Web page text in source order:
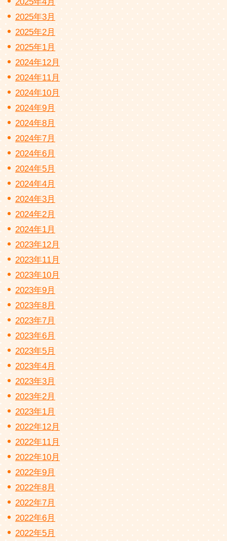
2025年3月
2025年2月
2025年1月
2024年12月
2024年11月
2024年10月
2024年9月
2024年8月
2024年7月
2024年6月
2024年5月
2024年4月
2024年3月
2024年2月
2024年1月
2023年12月
2023年11月
2023年10月
2023年9月
2023年8月
2023年7月
2023年6月
2023年5月
2023年4月
2023年3月
2023年2月
2023年1月
2022年12月
2022年11月
2022年10月
2022年9月
2022年8月
2022年7月
2022年6月
2022年5月